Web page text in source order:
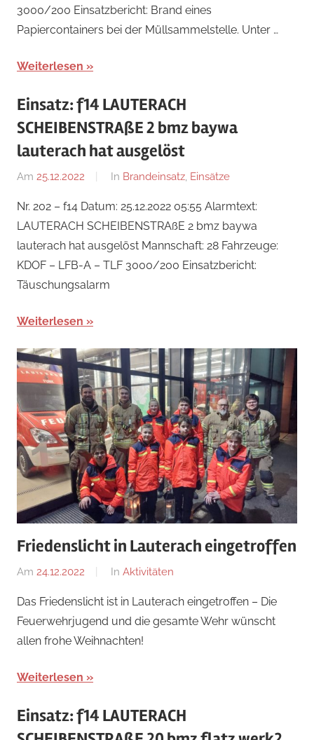
3000/200 Einsatzbericht: Brand eines
Papiercontainers bei der Müllsammelstelle. Unter …
Weiterlesen
Einsatz: f14 LAUTERACH
SCHEIBENSTRAßE 2 bmz baywa
lauterach hat ausgelöst
Am 25.12.2022
Von
Steiner
In Brandeinsatz, Einsätze
Nr. 202 – f14 Datum: 25.12.2022 05:55 Alarmtext:
LAUTERACH SCHEIBENSTRAßE 2 bmz baywa
lauterach hat ausgelöst Mannschaft: 28 Fahrzeuge:
KDOF – LFB-A – TLF 3000/200 Einsatzbericht:
Täuschungsalarm
Weiterlesen
Friedenslicht in Lauterach eingetroffen
Am 24.12.2022
Von
Steiner
In Aktivitäten
Das Friedenslicht ist in Lauterach eingetroffen – Die
Feuerwehrjugend und die gesamte Wehr wünscht
allen frohe Weihnachten!
Weiterlesen
Einsatz: f14 LAUTERACH